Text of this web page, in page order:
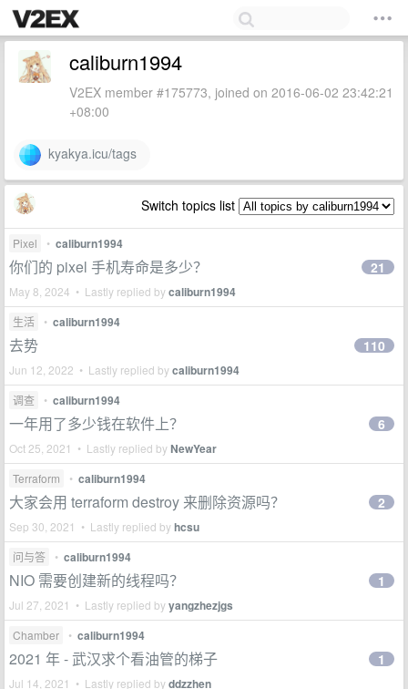
caliburn1994
V2EX member #175773, joined on 2016-06-02 23:42:21
+08:00
kyakya.icu/tags
Switch topics list
Pixel • caliburn1994
你们的 pixel 手机寿命是多少？
May 8, 2024 • Lastly replied bycaliburn1994
21
生活 • caliburn1994
去势
Jun 12, 2022 • Lastly replied bycaliburn1994
110
调查 • caliburn1994
一年用了多少钱在软件上？
Oct 25, 2021 • Lastly replied byNewYear
6
Terraform • caliburn1994
大家会用 terraform destroy 来删除资源吗？
Sep 30, 2021 • Lastly replied byhcsu
2
问与答 • caliburn1994
NIO 需要创建新的线程吗？
Jul 27, 2021 • Lastly replied byyangzhezjgs
1
Chamber • caliburn1994
2021 年 - 武汉求个看油管的梯子
Jul 14, 2021 • Lastly replied byddzzhen
1